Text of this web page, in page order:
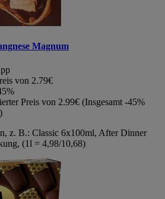
Magnum
von 2.79€
Preis von 2.99€ (Insgesamt -45%
z. B.: Classic 6x100ml, After Dinner
(1l = 4,98/10,68)